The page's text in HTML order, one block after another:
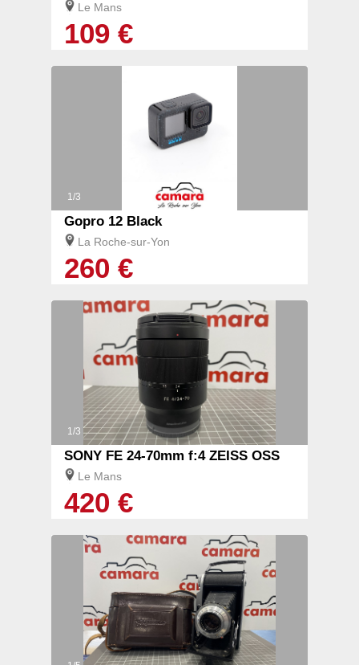
Le Mans
109 €
1/3
Gopro 12 Black
La Roche-sur-Yon
260 €
1/3
SONY FE 24-70mm f:4 ZEISS OSS
Le Mans
420 €